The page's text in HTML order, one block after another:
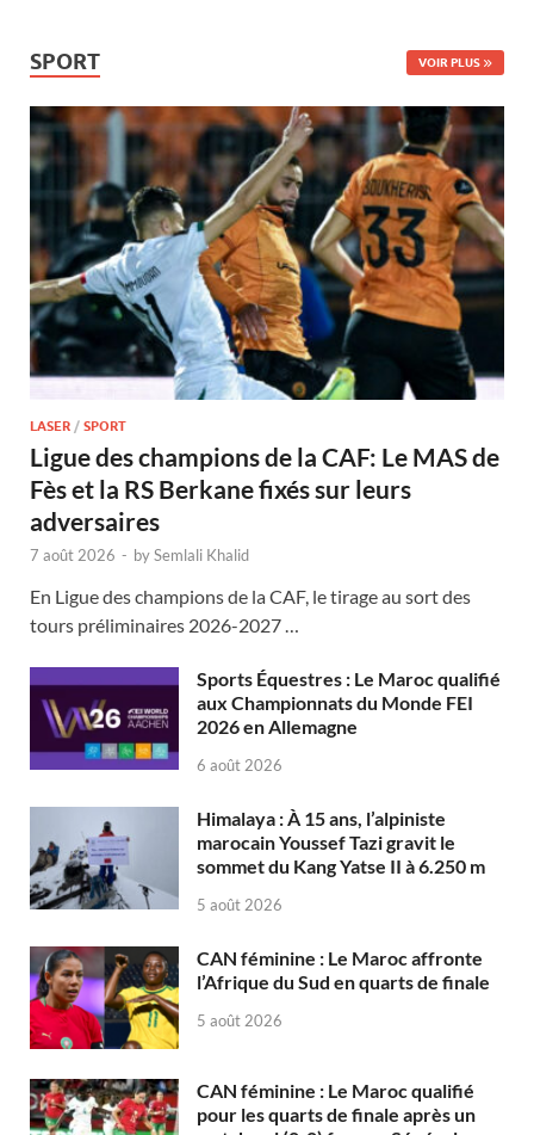
SPORT VOIR PLUS
LASER / SPORT
Ligue des champions de la CAF: Le MAS de
Fès et la RS Berkane fixés sur leurs
adversaires
7 août 2026 - bySemlali Khalid
En Ligue des champions de la CAF, le tirage au sort des
tours préliminaires 2026-2027 …
Sports Équestres : Le Maroc qualifié
aux Championnats du Monde FEI
2026 en Allemagne
6 août 2026
Himalaya : À 15 ans, l’alpiniste
marocain Youssef Tazi gravit le
sommet du Kang Yatse II à 6.250 m
5 août 2026
CAN féminine : Le Maroc affronte
l’Afrique du Sud en quarts de finale
5 août 2026
CAN féminine : Le Maroc qualifié
pour les quarts de finale après un